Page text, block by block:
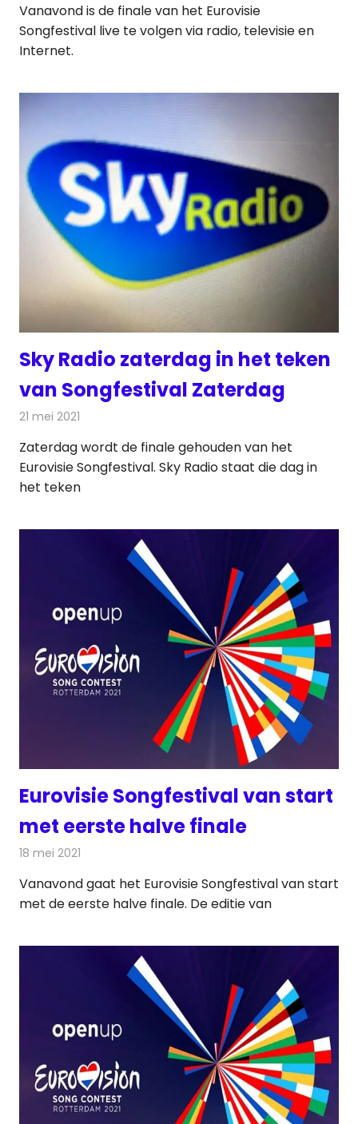
Vanavond is de finale van het Eurovisie
Songfestival live te volgen via radio, televisie en
Internet.
Sky Radio zaterdag in het teken
van Songfestival Zaterdag
21 mei 2021
Zaterdag wordt de finale gehouden van het
Eurovisie Songfestival. Sky Radio staat die dag in
het teken
Eurovisie Songfestival van start
met eerste halve finale
18 mei 2021
Vanavond gaat het Eurovisie Songfestival van start
met de eerste halve finale. De editie van